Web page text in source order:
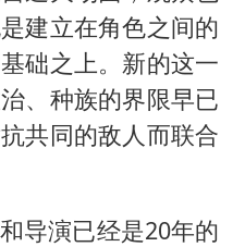
建立在角色之间的
础之上。新的这一
、种族的界限早已
共同的敌人而联合
导演已经是20年的